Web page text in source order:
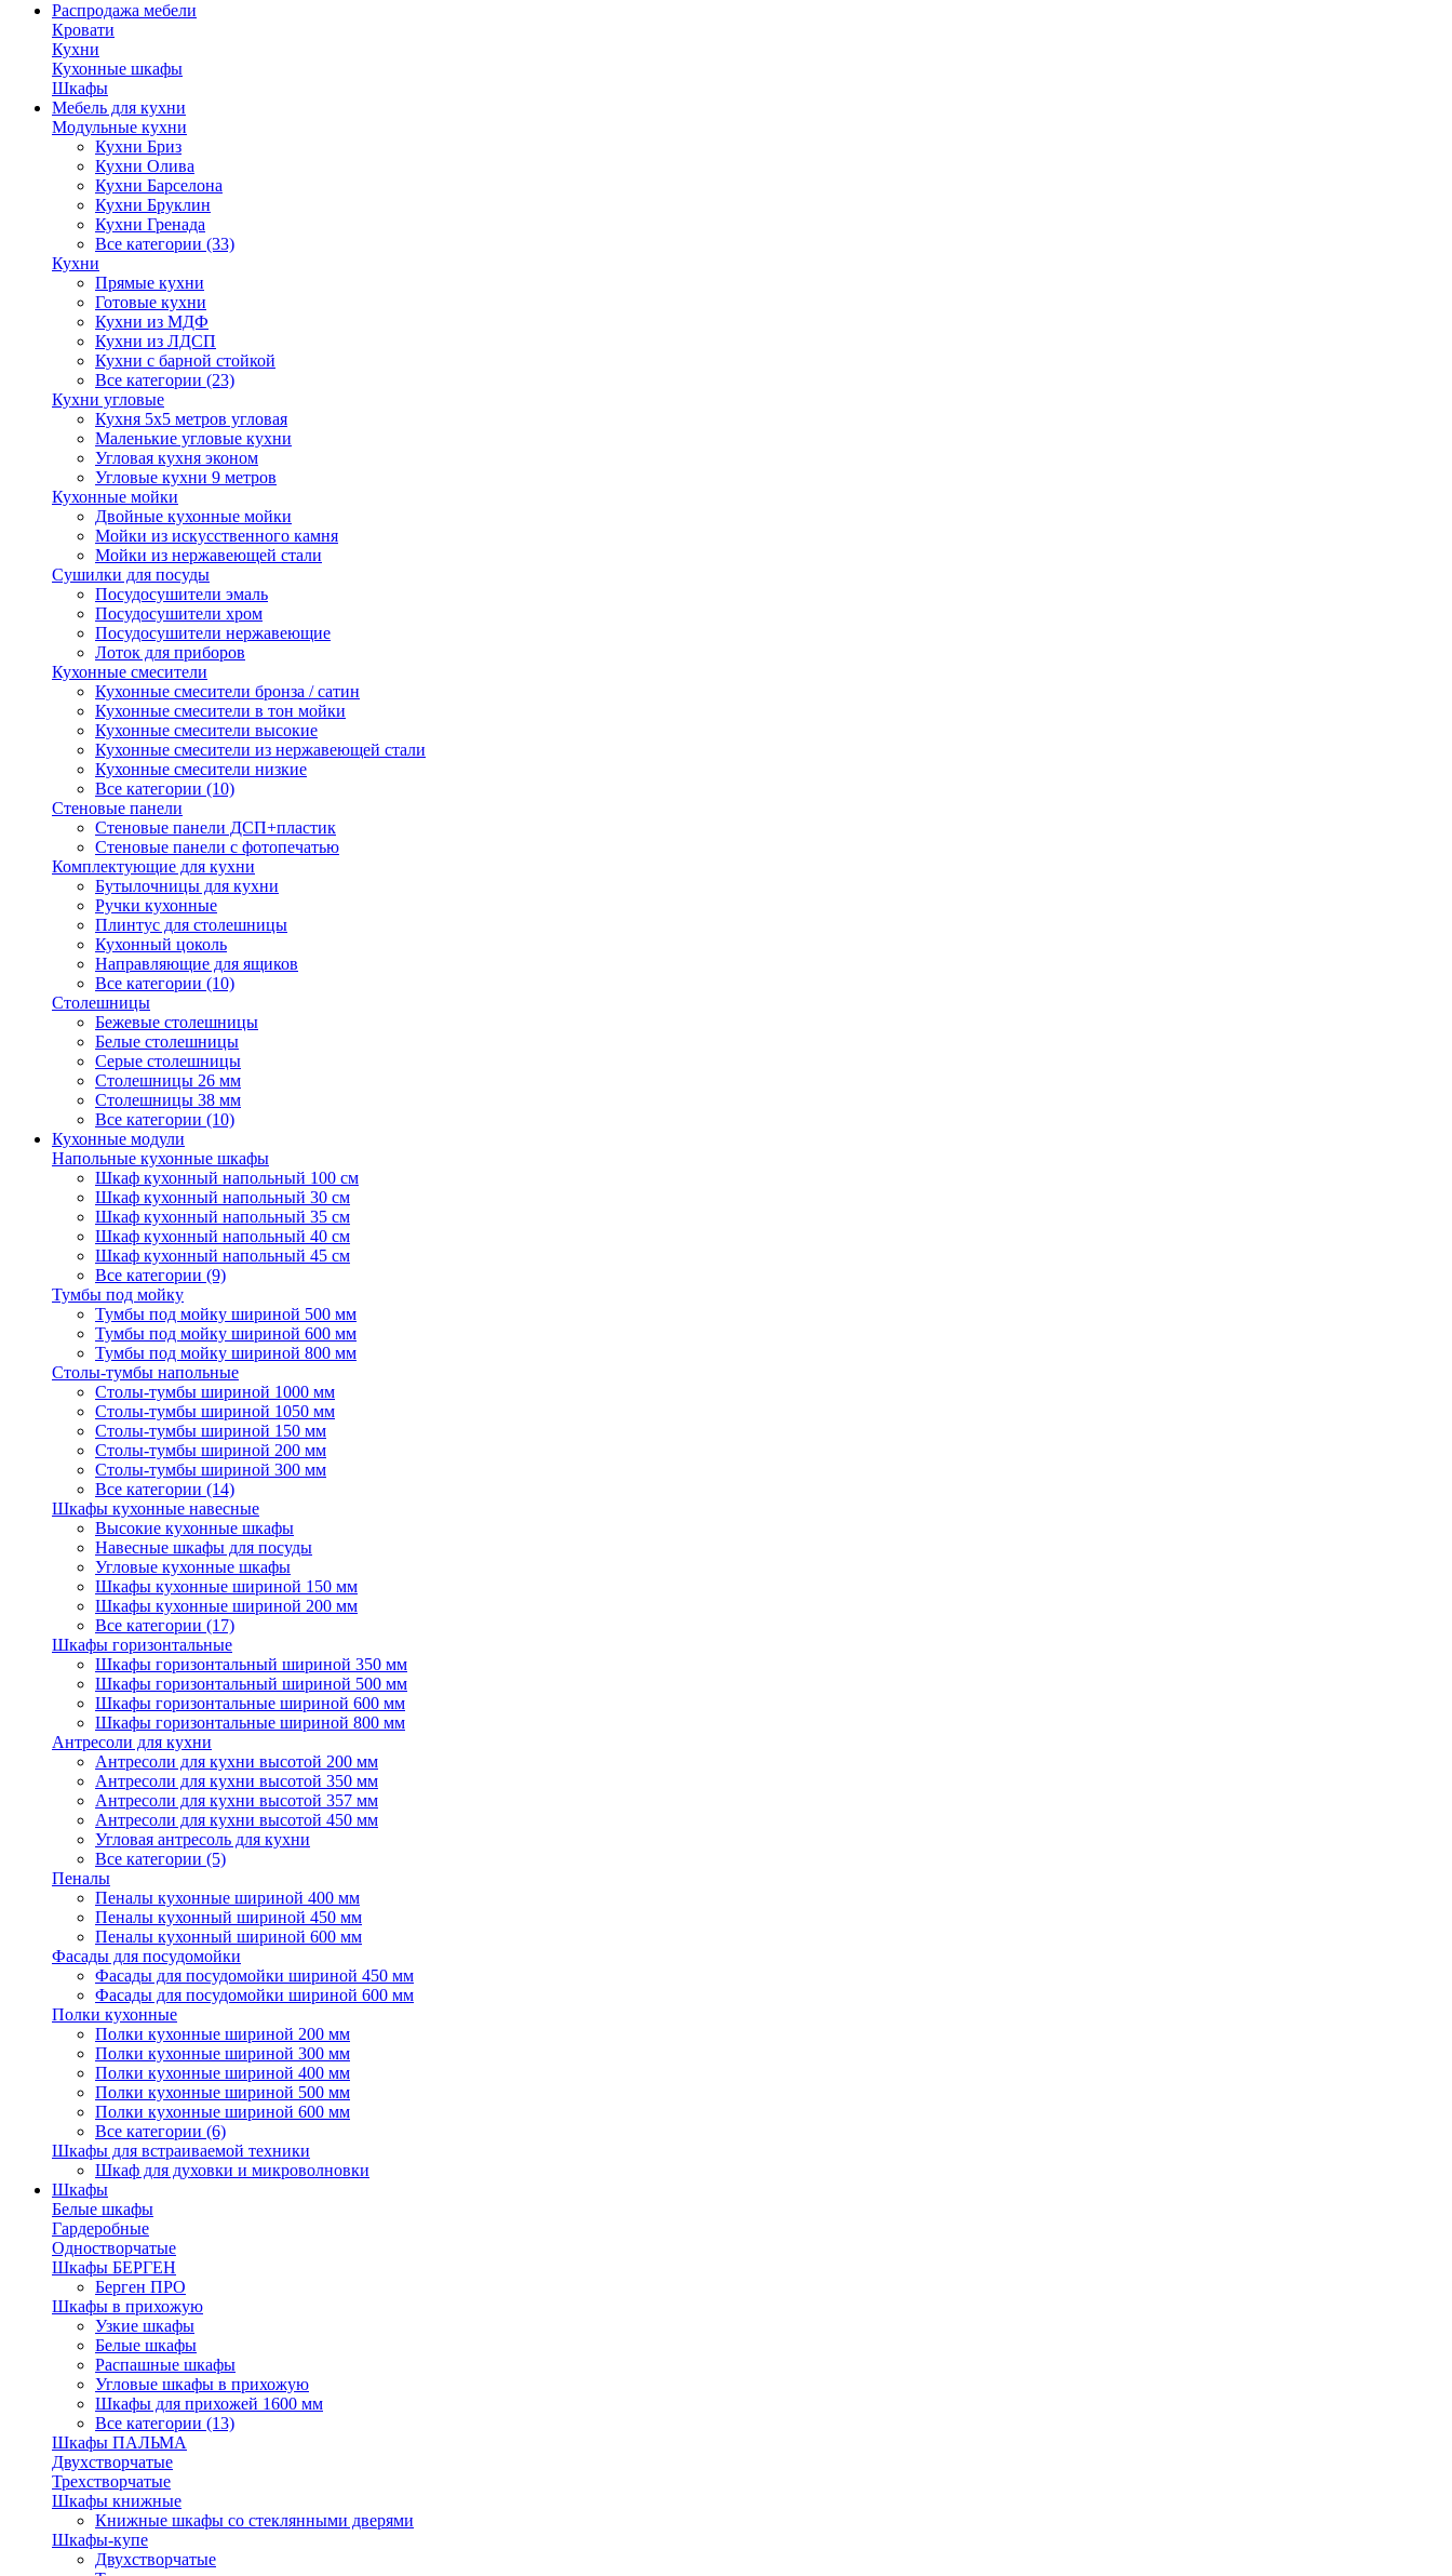
Распродажа мебели
Кровати
Кухни
Кухонные шкафы
Шкафы
Мебель для кухни
Модульные кухни
Кухни Бриз
Кухни Олива
Кухни Барселона
Кухни Бруклин
Кухни Гренада
Все категории (33)
Кухни
Прямые кухни
Готовые кухни
Кухни из МДФ
Кухни из ЛДСП
Кухни с барной стойкой
Все категории (23)
Кухни угловые
Кухня 5х5 метров угловая
Маленькие угловые кухни
Угловая кухня эконом
Угловые кухни 9 метров
Кухонные мойки
Двойные кухонные мойки
Мойки из искусственного камня
Мойки из нержавеющей стали
Сушилки для посуды
Посудосушители эмаль
Посудосушители хром
Посудосушители нержавеющие
Лоток для приборов
Кухонные смесители
Кухонные смесители бронза / сатин
Кухонные смесители в тон мойки
Кухонные смесители высокие
Кухонные смесители из нержавеющей стали
Кухонные смесители низкие
Все категории (10)
Стеновые панели
Стеновые панели ДСП+пластик
Стеновые панели с фотопечатью
Комплектующие для кухни
Бутылочницы для кухни
Ручки кухонные
Плинтус для столешницы
Кухонный цоколь
Направляющие для ящиков
Все категории (10)
Столешницы
Бежевые столешницы
Белые столешницы
Серые столешницы
Столешницы 26 мм
Столешницы 38 мм
Все категории (10)
Кухонные модули
Напольные кухонные шкафы
Шкаф кухонный напольный 100 см
Шкаф кухонный напольный 30 см
Шкаф кухонный напольный 35 см
Шкаф кухонный напольный 40 см
Шкаф кухонный напольный 45 см
Все категории (9)
Тумбы под мойку
Тумбы под мойку шириной 500 мм
Тумбы под мойку шириной 600 мм
Тумбы под мойку шириной 800 мм
Столы-тумбы напольные
Столы-тумбы шириной 1000 мм
Столы-тумбы шириной 1050 мм
Столы-тумбы шириной 150 мм
Столы-тумбы шириной 200 мм
Столы-тумбы шириной 300 мм
Все категории (14)
Шкафы кухонные навесные
Высокие кухонные шкафы
Навесные шкафы для посуды
Угловые кухонные шкафы
Шкафы кухонные шириной 150 мм
Шкафы кухонные шириной 200 мм
Все категории (17)
Шкафы горизонтальные
Шкафы горизонтальный шириной 350 мм
Шкафы горизонтальный шириной 500 мм
Шкафы горизонтальные шириной 600 мм
Шкафы горизонтальные шириной 800 мм
Антресоли для кухни
Антресоли для кухни высотой 200 мм
Антресоли для кухни высотой 350 мм
Антресоли для кухни высотой 357 мм
Антресоли для кухни высотой 450 мм
Угловая антресоль для кухни
Все категории (5)
Пеналы
Пеналы кухонные шириной 400 мм
Пеналы кухонный шириной 450 мм
Пеналы кухонный шириной 600 мм
Фасады для посудомойки
Фасады для посудомойки шириной 450 мм
Фасады для посудомойки шириной 600 мм
Полки кухонные
Полки кухонные шириной 200 мм
Полки кухонные шириной 300 мм
Полки кухонные шириной 400 мм
Полки кухонные шириной 500 мм
Полки кухонные шириной 600 мм
Все категории (6)
Шкафы для встраиваемой техники
Шкаф для духовки и микроволновки
Шкафы
Белые шкафы
Гардеробные
Одностворчатые
Шкафы БЕРГЕН
Берген ПРО
Шкафы в прихожую
Узкие шкафы
Белые шкафы
Распашные шкафы
Угловые шкафы в прихожую
Шкафы для прихожей 1600 мм
Все категории (13)
Шкафы ПАЛЬМА
Двухстворчатые
Трехстворчатые
Шкафы книжные
Книжные шкафы со стеклянными дверями
Шкафы-купе
Двухстворчатые